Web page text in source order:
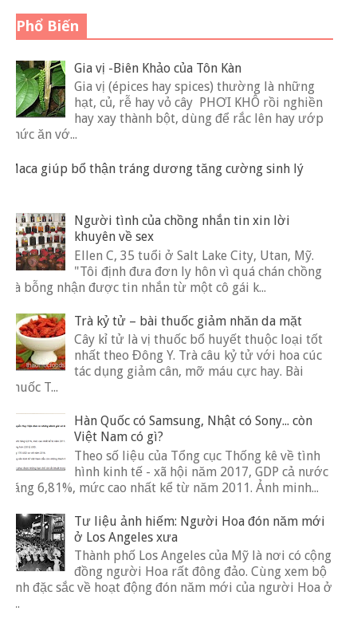
Phổ Biến
Gia vị -Biên Khảo của Tôn Kàn
Gia vị (épices hay spices) thường là những
hạt, củ, rễ hay vỏ cây PHƠI KHÔ rồi nghiền
hay xay thành bột, dùng để rắc lên hay ướp
thức ăn vớ...
Maca giúp bổ thận tráng dương tăng cường sinh lý
Người tình của chồng nhắn tin xin lời
khuyên về sex
Ellen C, 35 tuổi ở Salt Lake City, Utan, Mỹ.
"Tôi định đưa đơn ly hôn vì quá chán chồng
và bỗng nhận được tin nhắn từ một cô gái k...
Trà kỷ tử – bài thuốc giảm nhăn da mặt
Cây kỉ tử là vị thuốc bổ huyết thuộc loại tốt
nhất theo Đông Y. Trà câu kỷ tử với hoa cúc
tác dụng giảm cân, mỡ máu cực hay. Bài
thuốc T...
Hàn Quốc có Samsung, Nhật có Sony... còn
Việt Nam có gì?
Theo số liệu của Tổng cục Thống kê về tình
hình kinh tế - xã hội năm 2017, GDP cả nước
tăng 6,81%, mức cao nhất kể từ năm 2011. Ảnh minh...
Tư liệu ảnh hiếm: Người Hoa đón năm mới
ở Los Angeles xưa
Thành phố Los Angeles của Mỹ là nơi có cộng
đồng người Hoa rất đông đảo. Cùng xem bộ
ảnh đặc sắc về hoạt động đón năm mới của người Hoa ở
t...